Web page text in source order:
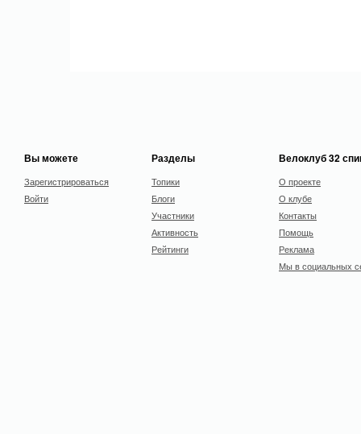
Вы можете
Зарегистрироваться
Войти
Разделы
Топики
Блоги
Участники
Активность
Рейтинги
Велоклуб 32
О проекте
О клубе
Контакты
Помощь
Реклама
Мы в социальных